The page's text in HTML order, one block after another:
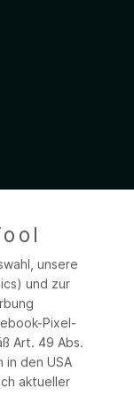
w/d) |
unsere
und zur
Pixel-
Art. 49 Abs.
in den USA
aktueller